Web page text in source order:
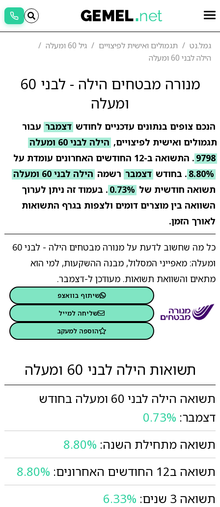
גמל.נט תגמולים ואישית לפיצויים
גיל 60 ומעלה
הילה לבני 60 ומעלה
מנורה מבטחים הילה - לבני 60
ומעלה
הנכם צופים בנתונים עדכניים לחודש דצמבר עבור
תגמולים ואישית לפיצויים,
הילה לבני 60 ומעלה
9798 . התשואה ב-12 החודשים האחרונים עומדת על
8.80% . בחודש דצמבר רשמה הילה לבני 60 ומעלה
תשואה חודשית של 0.73% . בעמוד זה ניתן לערוך
השוואה בין מוצרים דומים ולצפות בגרף התשואות
לאורך הזמן.
כל מה שחשוב לדעת על מנורה מבטחים הילה - לבני 60
ומעלה: מאפייני המסלול, מבנה ההשקעות, למי הוא
מתאים והשוואת תשואות. מעודכן ל-דצמבר.
שיתוף בוואצפ
שליחה למייל
הוספה למעקב
תשואות הילה לבני 60 ומעלה
תשואה הילה לבני 60 ומעלה בחודש
דצמבר: 0.73%
תשואה מתחילת השנה: 8.80%
תשואה ב12 החודשים האחרונים:
8.80%
תשואה 3 שנים:
6.33%